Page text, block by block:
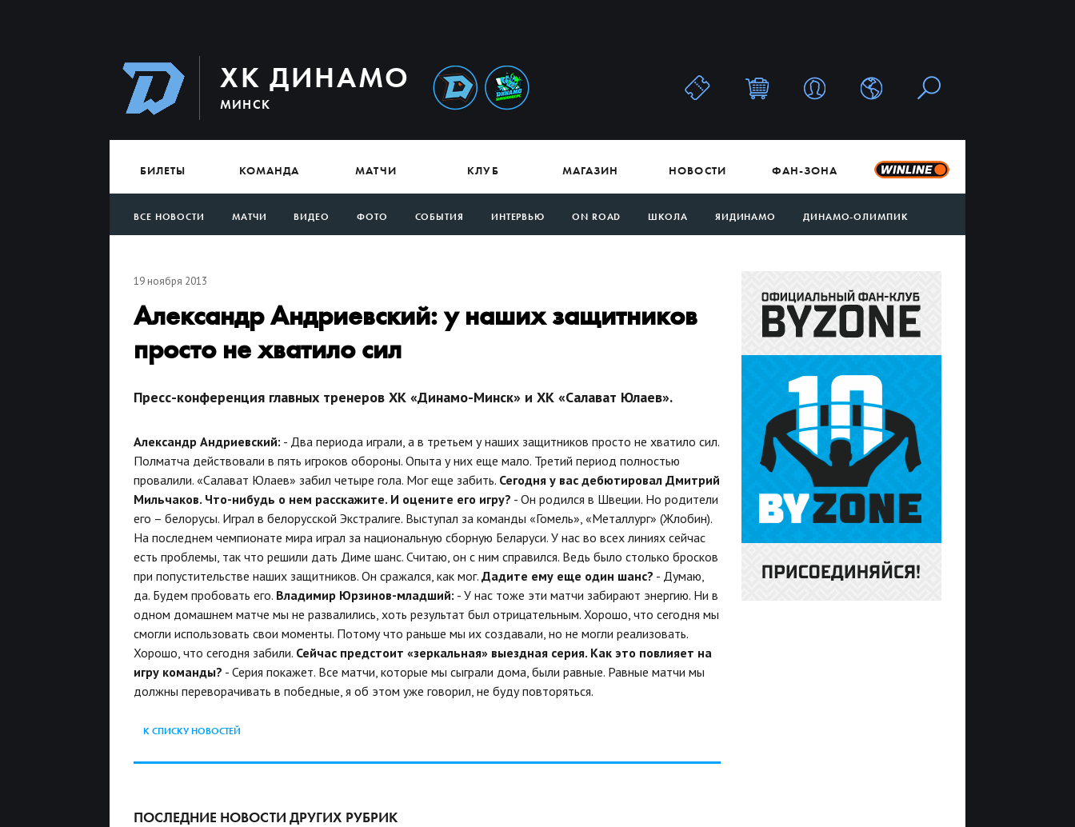
ХК ДИНАМО
МИНСК
БИЛЕТЫ КОМАНДА МАТЧИ КЛУБ МАГАЗИН НОВОСТИ ФАН-ЗОНА
ВСЕ НОВОСТИ МАТЧИ ВИДЕО ФОТО СОБЫТИЯ ИНТЕРВЬЮ ON ROAD ШКОЛА ЯИДИНАМО ДИНАМО-ОЛИМПИК
19 ноября 2013
Александр Андриевский: у наших защитников
просто не хватило сил
Пресс-конференция главных тренеров ХК «Динамо-Минск» и ХК «Салават Юлаев».
Александр Андриевский: - Два периода играли, а в третьем у наших защитников просто не хватило сил.
Полматча действовали в пять игроков обороны. Опыта у них еще мало. Третий период полностью
провалили. «Салават Юлаев» забил четыре гола. Мог еще забить. Сегодня у вас дебютировал Дмитрий
Мильчаков. Что-нибудь о нем расскажите. И оцените его игру? - Он родился в Швеции. Но родители
его – белорусы. Играл в белорусской Экстралиге. Выступал за команды «Гомель», «Металлург» (Жлобин).
На последнем чемпионате мира играл за национальную сборную Беларуси. У нас во всех линиях сейчас
есть проблемы, так что решили дать Диме шанс. Считаю, он с ним справился. Ведь было столько бросков
при попустительстве наших защитников. Он сражался, как мог. Дадите ему еще один шанс? - Думаю,
да. Будем пробовать его. Владимир Юрзинов-младший: - У нас тоже эти матчи забирают энергию. Ни в
одном домашнем матче мы не развалились, хоть результат был отрицательным. Хорошо, что сегодня мы
смогли использовать свои моменты. Потому что раньше мы их создавали, но не могли реализовать.
Хорошо, что сегодня забили. Сейчас предстоит «зеркальная» выездная серия. Как это повлияет на
игру команды? - Серия покажет. Все матчи, которые мы сыграли дома, были равные. Равные матчи мы
должны переворачивать в победные, я об этом уже говорил, не буду повторяться.
К СПИСКУ НОВОСТЕЙ
ПОСЛЕДНИЕ НОВОСТИ ДРУГИХ РУБРИК